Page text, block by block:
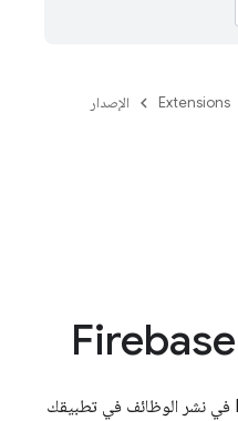
Extensions الإصدار
في نشر الوظائف في تطبيقك